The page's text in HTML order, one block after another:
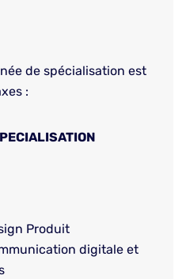
de spécialisation est
:
Produit
digitale et